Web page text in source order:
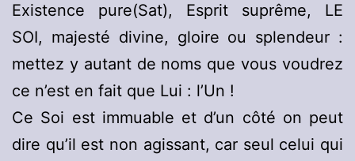
Existence pure(Sat), Esprit suprême, LE
SOI, majesté divine, gloire ou splendeur :
mettez y autant de noms que vous voudrez
ce n’est en fait que Lui : l’Un !
Ce Soi est immuable et d’un côté on peut
dire qu’il est non agissant, car seul celui qui